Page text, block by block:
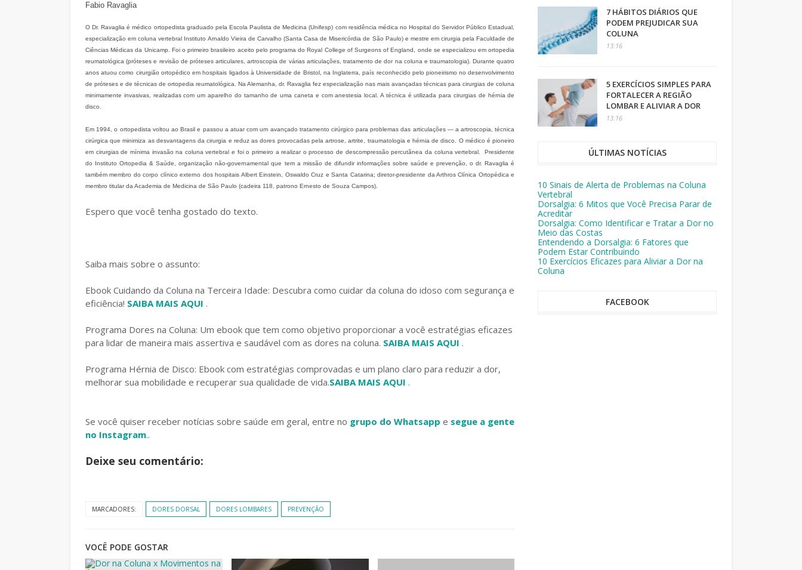
Fabio Ravaglia
O Dr. Ravaglia é médico ortopedista graduado pela Escola Paulista de Medicina (Unifesp) com residência médica no Hospital do Servidor Público Estadual,
especialização em coluna vertebral Instituto Arnaldo Vieira de Carvalho (Santa Casa de Misericórdia de São Paulo) e mestre em cirurgia pela Faculdade de
Ciências Médicas da Unicamp. Foi o primeiro brasileiro aceito pelo programa do Royal College of Surgeons of England, onde se especializou em ortopedia
reumatológica (próteses e revisão de próteses articulares, artroscopia de várias articulações, tratamento de dor na coluna e traumatologia). Durante quatro
anos atuou como cirurgião ortopédico em hospitais ligados à Universidade de Bristol, na Inglaterra, país reconhecido pelo pioneirismo no desenvolvimento
de próteses e de técnicas de ortopedia reumatológica. Na Alemanha, dr. Ravaglia fez especialização nas mais avançadas técnicas para cirurgias de coluna
minimamente invasivas, realizadas com um aparelho do tamanho de uma caneta e com anestesia local. A técnica é utilizada para cirurgias de hérnia de
disco.
Em 1994, o ortopedista voltou ao Brasil e passou a atuar com um avançado tratamento cirúrgico para problemas das articulações — a artroscopia, técnica
cirúrgica que minimiza as desvantagens da cirurgia e reduz as dores provocadas pela artrose, artrite, traumatologia e hérnia de disco. O médico é pioneiro
em cirurgias de mínima invasão na coluna vertebral e foi o primeiro a realizar o processo de descompressão percutânea da coluna vertebral. Presidente
do Instituto Ortopedia & Saúde, organização não-governamental que tem a missão de difundir informações sobre saúde e prevenção, o dr. Ravaglia é
também membro do corpo clínico externo dos hospitais Albert Einstein, Oswaldo Cruz e Santa Catarina; diretor-presidente da Arthros Clínica Ortopédica e
membro titular da Academia de Medicina de São Paulo (cadeira 118, patrono Ernesto de Souza Campos).
Espero que você tenha gostado do texto.
Saiba mais sobre o assunto:
Ebook Cuidando da Coluna na Terceira Idade: Descubra como cuidar da coluna do idoso com segurança e
eficiência! SAIBA MAIS AQUI .
Programa Dores na Coluna: Um ebook que tem como objetivo proporcionar a você estratégias eficazes
para lidar de maneira mais assertiva e saudável com as dores na coluna. SAIBA MAIS AQUI .
Programa Hérnia de Disco: Ebook com estratégias comprovadas e um plano claro para reduzir a dor,
melhorar sua mobilidade e recuperar sua qualidade de vida.SAIBA MAIS AQUI .
Se você quiser receber notícias sobre saúde em geral, entre no grupo do Whatsapp e segue a gente
no Instagram..
Deixe seu comentário:
MARCADORES: DORES DORSAL DORES LOMBARES PREVENÇÃO
VOCÊ PODE GOSTAR
7 HÁBITOS DIÁRIOS QUE
PODEM PREJUDICAR SUA
COLUNA
13:16
5 EXERCÍCIOS SIMPLES PARA
FORTALECER A REGIÃO
LOMBAR E ALIVIAR A DOR
13:16
ÚLTIMAS NOTÍCIAS
10 Sinais de Alerta de Problemas na Coluna
Vertebral
Dorsalgia: 6 Mitos que Você Precisa Parar de
Acreditar
Dorsalgia: Como Identificar e Tratar a Dor no
Meio das Costas
Entendendo a Dorsalgia: 6 Fatores que
Podem Estar Contribuindo
10 Exercícios Eficazes para Aliviar a Dor na
Coluna
FACEBOOK